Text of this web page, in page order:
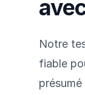
Notre
fiable